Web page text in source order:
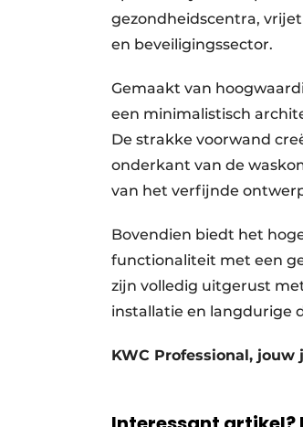
gezondheidscentra,
en beveiligingssector.
Gemaakt van
een minimalistisch
De strakke voorwand
onderkant van de
van het verfijnde
Bovendien biedt het
functionaliteit met een
zijn volledig uitgerust
installatie en langdurige
KWC Professional, jouw